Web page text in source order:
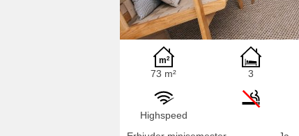
73 m² 3
Highspeed